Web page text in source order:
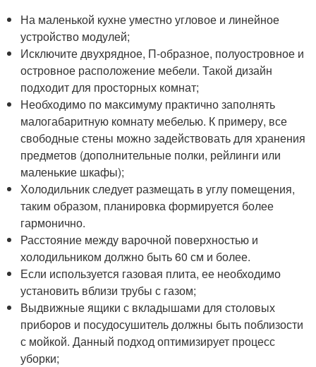
На маленькой кухне уместно угловое и линейное
устройство модулей;
Исключите двухрядное, П-образное, полуостровное и
островное расположение мебели. Такой дизайн
подходит для просторных комнат;
Необходимо по максимуму практично заполнять
малогабаритную комнату мебелью. К примеру, все
свободные стены можно задействовать для хранения
предметов (дополнительные полки, рейлинги или
маленькие шкафы);
Холодильник следует размещать в углу помещения,
таким образом, планировка формируется более
гармонично.
Расстояние между варочной поверхностью и
холодильником должно быть 60 см и более.
Если используется газовая плита, ее необходимо
установить вблизи трубы с газом;
Выдвижные ящики с вкладышами для столовых
приборов и посудосушитель должны быть поблизости
с мойкой. Данный подход оптимизирует процесс
уборки;